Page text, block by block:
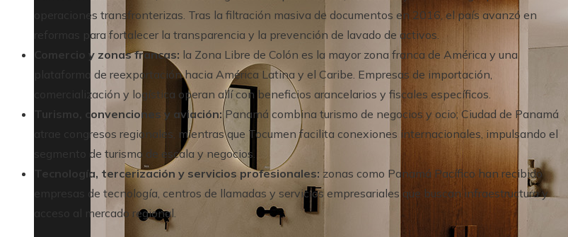
operaciones transfronterizas. Tras la filtración masiva de documentos en 2016, el país avanzó en
reformas para fortalecer la transparencia y la prevención de lavado de activos.
Comercio y zonas francas: la Zona Libre de Colón es la mayor zona franca de América y una
plataforma de reexportación hacia América Latina y el Caribe. Empresas de importación,
comercialización y logística operan allí con beneficios arancelarios y fiscales específicos.
Turismo, convenciones y aviación:Panamá combina turismo de negocios y ocio; Ciudad de Panamá
atrae congresos regionales, mientras que Tocumen facilita conexiones internacionales, impulsando el
segmento de turismo de escala y negocios.
Tecnología, tercerización y servicios profesionales: zonas como Panamá Pacífico han recibido
empresas de tecnología, centros de llamadas y servicios empresariales que buscan infraestructura y
acceso al mercado regional.